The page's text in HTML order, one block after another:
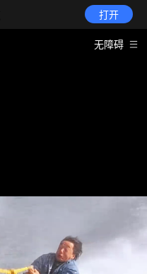
打开
无障碍